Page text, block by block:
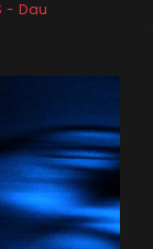
- Dau